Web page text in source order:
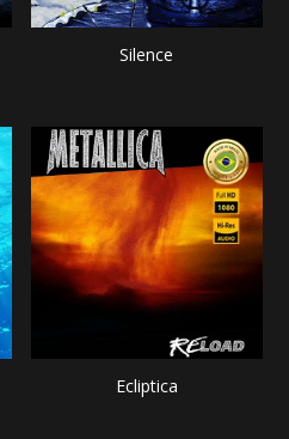
Silence
Ecliptica